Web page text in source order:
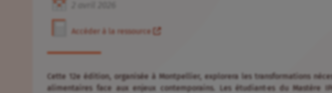
Accéder à la ressource
Cette 12e édition, organisée à Montpellier, explorera les transformations
alimentaires face aux enjeux contemporains. Les étudiant·es du Mastère